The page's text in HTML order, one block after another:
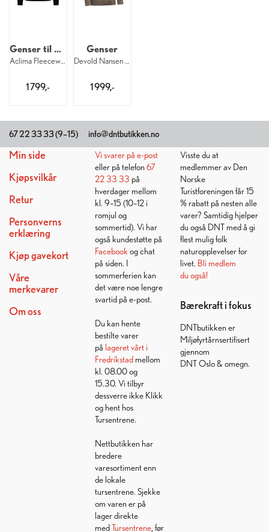
Genser til herre
Aclima Fleecewool Crew M 123
1 799,-
Genser
Devold Nansen Wool Sweater U 696
1 999,-
Kundesenter
Min side
Kjøpsvilkår
Retur
Personverns
erklæring
Kjøp gavekort
Våre
merkevarer
Om oss
Ta kontakt
Vi svarer på e-post
eller på telefon 67
22 33 33 på
hverdager mellom
kl. 9–15 (10–12 i
romjul og
sommertid). Vi har
også kundestøtte på
Facebook og chat
på siden. I
sommerferien kan
det være noe lengre
svartid på e-post.
Du kan hente
bestilte varer
på lageret vårt i
Fredrikstadmellom
kl. 08.00 og
15.30. Vi tilbyr
dessverre ikke Klikk
og hent hos
Tursentrene.
Nettbutikken har
bredere
varesortiment enn
de lokale
tursentrene. Sjekke
om varen er på
lager direkte
medTursentrene, før
Visste du at
medlemmer av Den
Norske
Turistforeningen får 15
% rabatt på nesten alle
varer? Samtidig hjelper
du også DNT med å gi
flest mulig folk
naturopplevelser for
livet. Bli medlem
du også!
Bærekraft i fokus
DNTbutikken er
Miljøfyrtårnsertifisert
gjennom
DNT Oslo & omegn.
67 22 33 33 (9–15) info@dntbutikken.no